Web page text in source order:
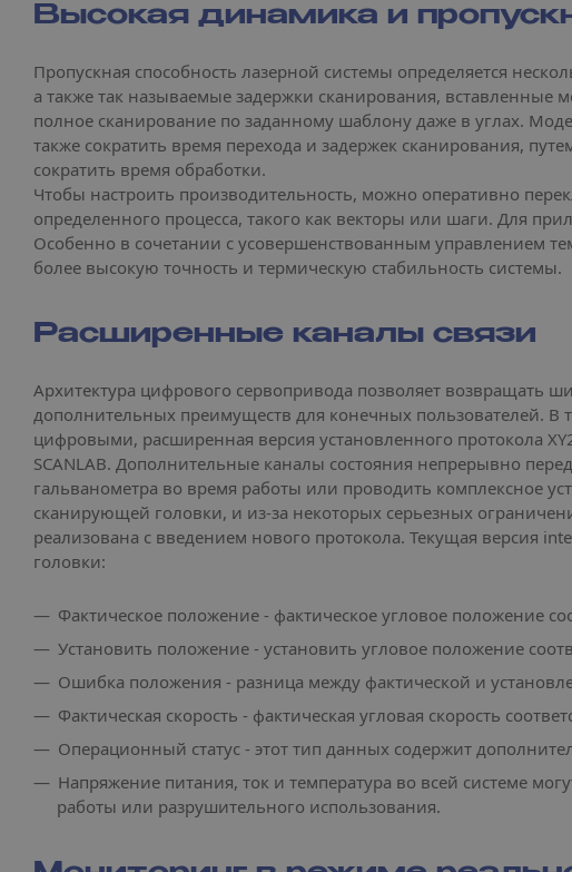
Высокая динамика и
Пропускная способность лазерной системы определяется
а также так называемые задержки сканирования,
полное сканирование по заданному шаблону даже в углах.
также сократить время перехода и задержек сканирования,
сократить время обработки.
Чтобы настроить производительность, можно оперативно
определенного процесса, такого как векторы или шаги. Для
Особенно в сочетании с усовершенствованным управлением
более высокую точность и термическую стабильность системы.
Расширенные каналы связи
Архитектура цифрового сервопривода позволяет возвращать
дополнительных преимуществ для конечных пользователей.
цифровыми, расширенная версия установленного протокола
SCANLAB. Дополнительные каналы состояния непрерывно
гальванометра во время работы или проводить комплексное
сканирующей головки, и из-за некоторых серьезных
реализована с введением нового протокола. Текущая версия
головки:
Фактическое положение - фактическое угловое положение
Установить положение - установить угловое положение
Ошибка положения - разница между фактической и
Фактическая скорость - фактическая угловая скорость
Операционный статус - этот тип данных содержит
Напряжение питания, ток и температура во всей системе
работы или разрушительного использования.